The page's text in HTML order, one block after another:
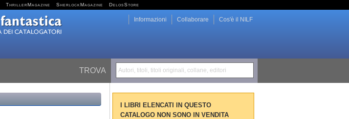
ThrillerMagazine SherlockMagazine DelosStore
TROVA Autori, titoli, titoli originali, collane, editori
Cos'è il NILF
Collaborare
Informazioni
I LIBRI ELENCATI IN QUESTO
CATALOGO NON SONO IN VENDITA